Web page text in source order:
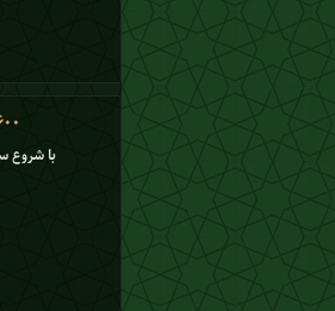
۶۰۰ سالن سینما تا ۲۰۲۲ در